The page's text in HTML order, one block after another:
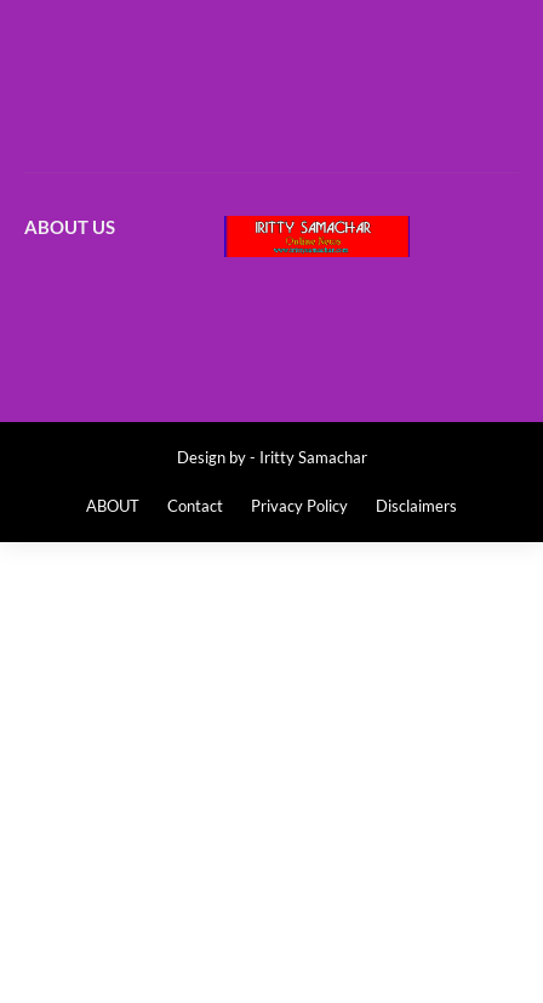
ABOUT US
Design by - Iritty Samachar
ABOUT Contact Privacy Policy Disclaimers